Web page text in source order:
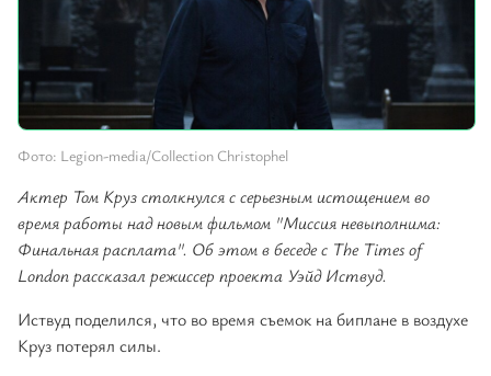
Фото: Legion-media/Collection Christophel
Актер Том Круз столкнулся с серьезным истощением во
время работы над новым фильмом "Миссия невыполнима:
Финальная расплата". Об этом в беседе с The Times of
London рассказал режиссер проекта Уэйд Иствуд.
Иствуд поделился, что во время съемок на биплане в воздухе
Круз потерял силы.